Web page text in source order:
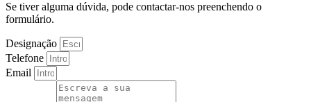
Se tiver alguma dúvida, pode contactar-nos preenchendo o
formulário.
Designação
Telefone
Email